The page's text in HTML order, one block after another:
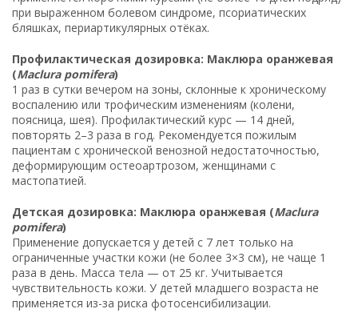
при выраженном болевом синдроме, псориатических
бляшках, периартикулярных отёках.
Профилактическая дозировка: Маклюра оранжевая
(Maclura pomifera)
1 раз в сутки вечером на зоны, склонные к хроническому
воспалению или трофическим изменениям (колени,
поясница, шея). Профилактический курс — 14 дней,
повторять 2–3 раза в год. Рекомендуется пожилым
пациентам с хронической венозной недостаточностью,
деформирующим остеоартрозом, женщинами с
мастопатией.
Детская дозировка: Маклюра оранжевая (Maclura
pomifera)
Применение допускается у детей с 7 лет только на
ограниченные участки кожи (не более 3×3 см), не чаще 1
раза в день. Масса тела — от 25 кг. Учитывается
чувствительность кожи. У детей младшего возраста не
применяется из-за риска фотосенсибилизации.